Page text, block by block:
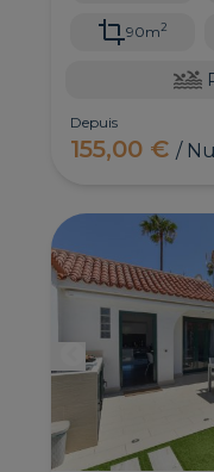
90m2
Depuis
155,00 €/